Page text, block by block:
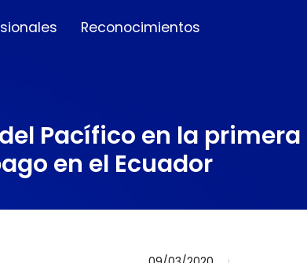
Reconocimientos
del Pacífico en la
en el Ecuador